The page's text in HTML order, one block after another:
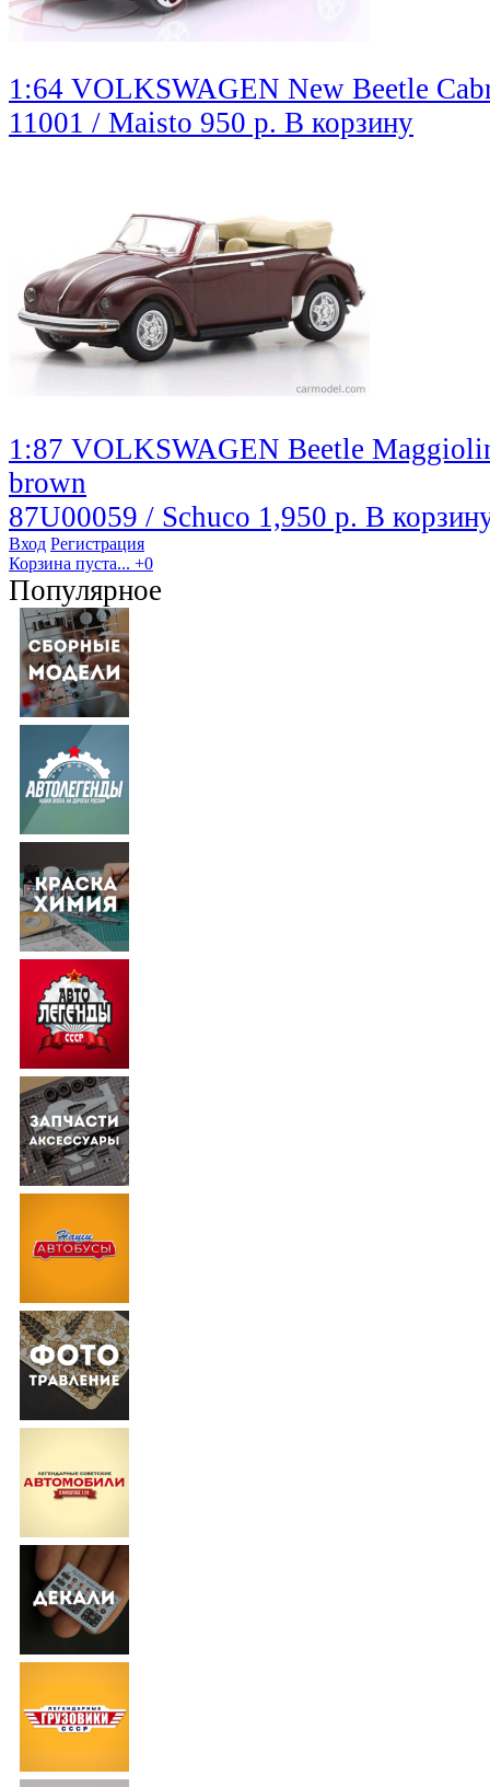
1:64 VOLKSWAGEN New Beetle
11001 / Maisto 950 р. В корзину
1:87 VOLKSWAGEN Beetle
brown
87U00059 / Schuco 1,950 р. В
Вход Регистрация
Корзина пуста... +0
Популярное